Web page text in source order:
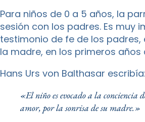
Para niños de 0 a 5 años, la
sesión con los padres. Es muy
testimonio de fe de los
la madre, en los primeros años
Hans Urs von Balthasar escribía:
«El niño es evocado a la conciencia
amor, por la sonrisa de su madre.»